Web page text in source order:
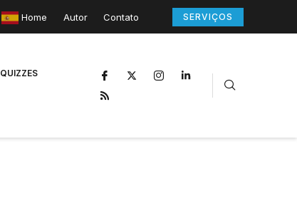
Home Autor Contato SERVIÇOS
QUIZZES